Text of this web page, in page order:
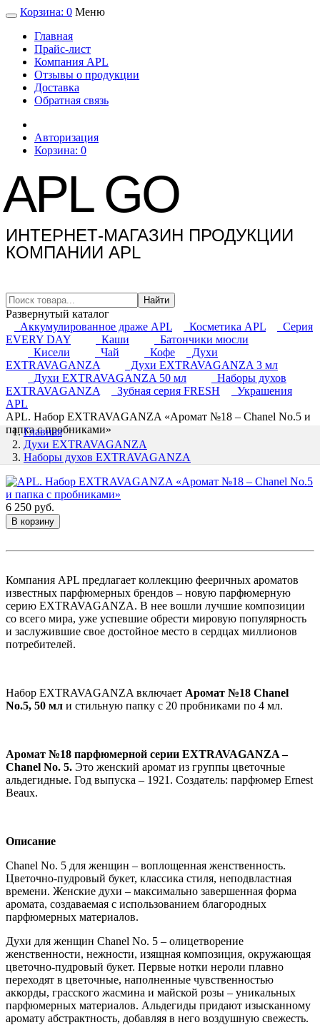
Корзина: 0 Меню
Главная
Прайс-лист
Компания APL
Отзывы о продукции
Доставка
Обратная связь
Авторизация
Корзина: 0
APL GO
ИНТЕРНЕТ-МАГАЗИН ПРОДУКЦИИ
КОМПАНИИ APL
Найти
Развернутый каталог
Аккумулированное драже APL
Косметика APL
Серия
EVERY DAY
Каши
Батончики мюсли
Кисели
Чай Кофе
Духи
EXTRAVAGANZA
Духи EXTRAVAGANZA 3 мл
Духи EXTRAVAGANZA 50 мл
Наборы духов
EXTRAVAGANZA
Зубная серия FRESH
Украшения
APL
APL. Набор EXTRAVAGANZA «Аромат №18 – Chanel No.5 и
папка с пробниками»
Главная
Духи EXTRAVAGANZA
Наборы духов EXTRAVAGANZA
6 250 руб.
В корзину
Компания APL предлагает коллекцию фееричных ароматов
известных парфюмерных брендов – новую парфюмерную
серию EXTRAVAGANZA. В нее вошли лучшие композиции
со всего мира, уже успевшие обрести мировую популярность
и заслужившие свое достойное место в сердцах миллионов
потребителей.
Набор EXTRAVAGANZA включает Аромат №18 Chanel
No.5, 50 мл и стильную папку с 20 пробниками по 4 мл.
Аромат №18 парфюмерной серии EXTRAVAGANZA –
Chanel No. 5. Это женский аромат из группы цветочные
альдегидные. Год выпуска – 1921. Создатель: парфюмер Ernest
Beaux.
Описание
Chanel No. 5 для женщин – воплощенная женственность.
Цветочно-пудровый букет, классика стиля, неподвластная
времени. Женские духи – максимально завершенная форма
аромата, создаваемая с использованием благородных
парфюмерных материалов.
Духи для женщин Chanel No. 5 – олицетворение
женственности, нежности, изящная композиция, окружающая
цветочно-пудровый букет. Первые нотки нероли плавно
переходят в цветочные, наполненные чувственностью
аккорды, грасского жасмина и майской розы – уникальных
парфюмерных материалов. Альдегиды придают изысканному
аромату абстрактность, добавляя в него воздушную свежесть.